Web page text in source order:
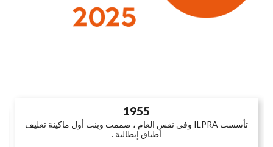
1955
تأسست ILPRA وفي نفس العام ، صممت وبنت أول ماكينة تغليف
أطباق إيطالية .